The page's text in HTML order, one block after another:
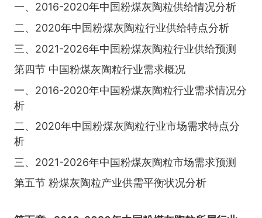
一、2016-2020年中国粉煤灰陶粒供给情况分析
二、2020年中国粉煤灰陶粒行业供给特点分析
三、2021-2026年中国粉煤灰陶粒行业供给预测
第四节 中国粉煤灰陶粒行业需求概况
一、2016-2020年中国粉煤灰陶粒行业需求情况分
析
二、2020年中国粉煤灰陶粒行业市场需求特点分
析
三、2021-2026年中国粉煤灰陶粒市场需求预测
第五节 粉煤灰陶粒产业供需平衡状况分析